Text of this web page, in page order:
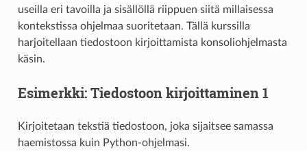
useilla eri tavoilla ja sisällöllä riippuen siitä millaisessa
kontekstissa ohjelmaa suoritetaan. Tällä kurssilla
harjoitellaan tiedostoon kirjoittamista konsoliohjelmasta
käsin.
Esimerkki: Tiedostoon kirjoittaminen 1
Kirjoitetaan tekstiä tiedostoon, joka sijaitsee samassa
haemistossa kuin Python-ohjelmasi.